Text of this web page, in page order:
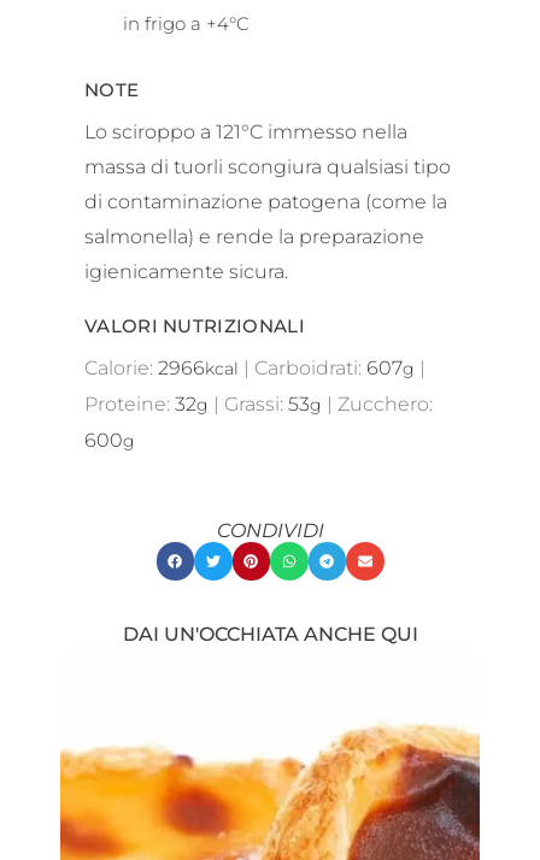
in frigo a +4°C
NOTE
Lo sciroppo a 121°C immesso nella
massa di tuorli scongiura qualsiasi tipo
di contaminazione patogena (come la
salmonella) e rende la preparazione
igienicamente sicura.
VALORI NUTRIZIONALI
Calorie: 2966kcal | Carboidrati: 607g |
Proteine: 32g | Grassi: 53g | Zucchero:
600g
CONDIVIDI
DAI UN'OCCHIATA ANCHE QUI
of